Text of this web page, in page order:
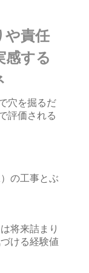
や責任
感する
穴を掘るだ
評価される
の工事とぶ
将来詰まり
ける経験値